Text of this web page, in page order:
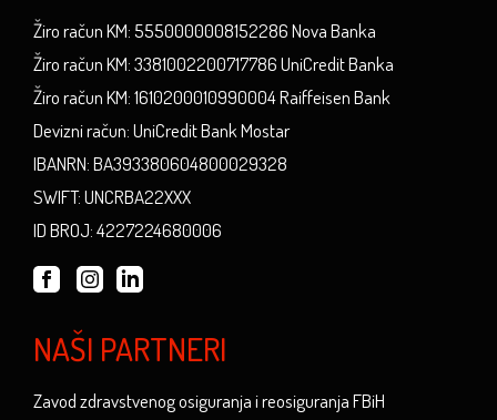
Žiro račun KM: 5550000008152286 Nova Banka
Žiro račun KM: 3381002200717786 UniCredit Banka
Žiro račun KM: 1610200010990004 Raiffeisen Bank
Devizni račun: UniCredit Bank Mostar
IBANRN: BA393380604800029328
SWIFT: UNCRBA22XXX
ID BROJ: 4227224680006
NAŠI PARTNERI
Zavod zdravstvenog osiguranja i reosiguranja FBiH